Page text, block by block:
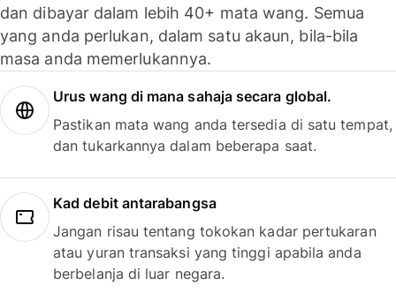
dan dibayar dalam lebih 40+ mata wang. Semua
yang anda perlukan, dalam satu akaun, bila-bila
masa anda memerlukannya.
Urus wang di mana sahaja secara global.
Pastikan mata wang anda tersedia di satu tempat,
dan tukarkannya dalam beberapa saat.
Kad debit antarabangsa
Jangan risau tentang tokokan kadar pertukaran
atau yuran transaksi yang tinggi apabila anda
berbelanja di luar negara.